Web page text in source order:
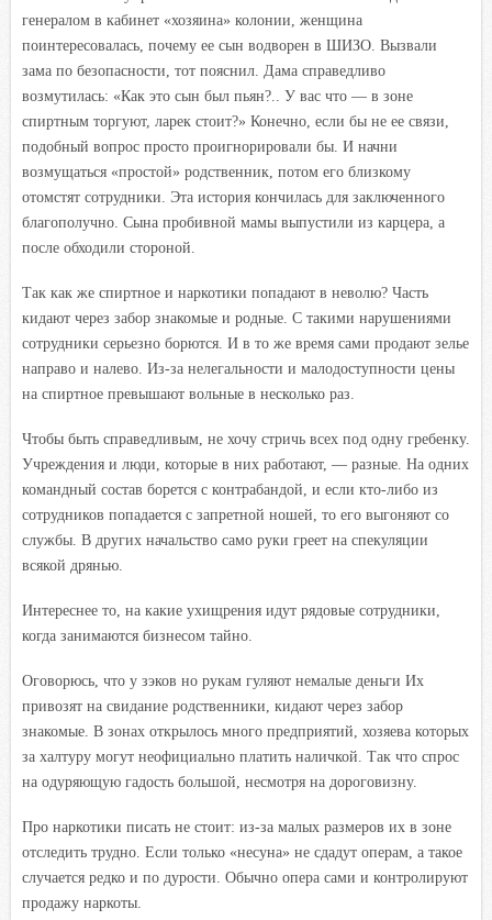
генералом в кабинет «хозяина» колонии, женщина
поинтересовалась, почему ее сын водворен в ШИЗО. Вызвали
зама по безопасности, тот пояснил. Дама справедливо
возмутилась: «Как это сын был пьян?.. У вас что — в зоне
спиртным торгуют, ларек стоит?» Конечно, если бы не ее связи,
подобный вопрос просто проигнорировали бы. И начни
возмущаться «простой» родственник, потом его близкому
отомстят сотрудники. Эта история кончилась для заключенного
благополучно. Сына пробивной мамы выпустили из карцера, а
после обходили стороной.
Так как же спиртное и наркотики попадают в неволю? Часть
кидают через забор знакомые и родные. С такими нарушениями
сотрудники серьезно борются. И в то же время сами продают зелье
направо и налево. Из-за нелегальности и малодоступности цены
на спиртное превышают вольные в несколько раз.
Чтобы быть справедливым, не хочу стричь всех под одну гребенку.
Учреждения и люди, которые в них работают, — разные. На одних
командный состав борется с контрабандой, и если кто-либо из
сотрудников попадается с запретной ношей, то его выгоняют со
службы. В других начальство само руки греет на спекуляции
всякой дрянью.
Интереснее то, на какие ухищрения идут рядовые сотрудники,
когда занимаются бизнесом тайно.
Оговорюсь, что у зэков но рукам гуляют немалые деньги Их
привозят на свидание родственники, кидают через забор
знакомые. В зонах открылось много предприятий, хозяева которых
за халтуру могут неофициально платить наличкой. Так что спрос
на одуряющую гадость большой, несмотря на дороговизну.
Про наркотики писать не стоит: из-за малых размеров их в зоне
отследить трудно. Если только «несуна» не сдадут операм, а такое
случается редко и по дурости. Обычно опера сами и контролируют
продажу наркоты.